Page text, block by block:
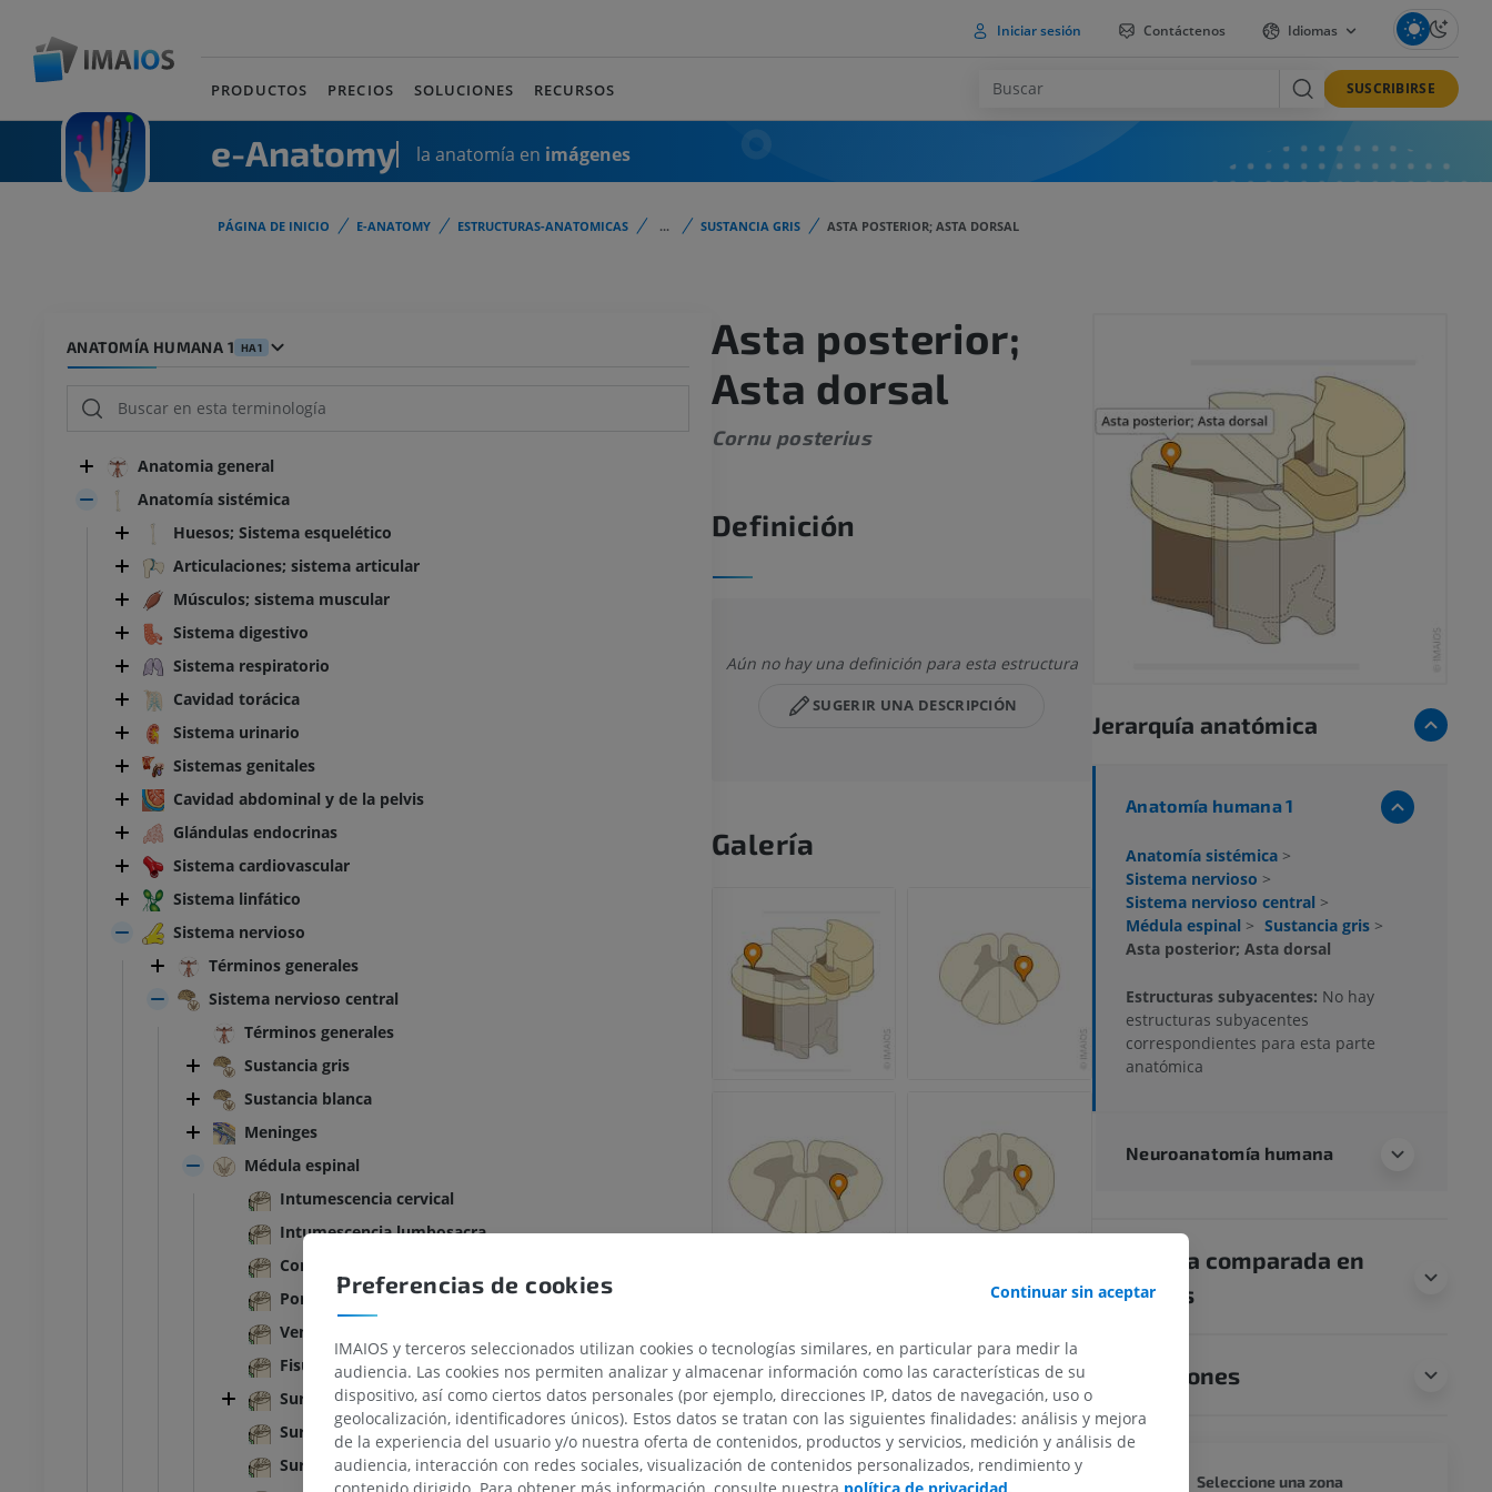
Iniciar sesión Contáctenos Idiomas
PRODUCTOS PRECIOS SOLUCIONES RECURSOS SUSCRIBIRSE
e-Anatomy la anatomía en imágenes
PÁGINA DE INICIO E-ANATOMY ESTRUCTURAS-ANATOMICAS ... SUSTANCIA GRIS ASTA POSTERIOR; ASTA DORSAL
ANATOMÍA HUMANA 1 HA1
Anatomia general
Anatomía sistémica
Huesos; Sistema esquelético
Articulaciones; sistema articular
Músculos; sistema muscular
Sistema digestivo
Sistema respiratorio
Cavidad torácica
Sistema urinario
Sistemas genitales
Cavidad abdominal y de la pelvis
Glándulas endocrinas
Sistema cardiovascular
Sistema linfático
Sistema nervioso
Términos generales
Sistema nervioso central
Términos generales
Sustancia gris
Sustancia blanca
Meninges
Médula espinal
Intumescencia cervical
Intumescencia lumbosacra
Cono medular
Porción espinal del filum terminal
Ventrículo terminal
Fisura media anterior; Fisura media ventral
Surco medio posterior; Surco medio dorsal
Surco anterolateral; Surco ventrolateral
Surco posterolateral; Surco dorsolateral
Asta posterior;
Asta dorsal
Cornu posterius
Definición
Aún no hay una definición para esta estructura
SUGERIR UNA DESCRIPCIÓN
Galería
Jerarquía anatómica
Anatomía humana 1
Anatomía sistémica >
Sistema nervioso >
Sistema nervioso central >
Médula espinal > Sustancia gris >
Asta posterior; Asta dorsal
Estructuras subyacentes: No hay
estructuras subyacentes
correspondientes para esta parte
anatómica
Neuroanatomía humana
Anatomía comparada en
animales
Traducciones
TARSO-PIE MIEMBRO SUPERIOR MIEMBRO INFERIOR Seleccione una zona
Preferencias de cookies Continuar sin aceptar
IMAIOS y terceros seleccionados utilizan cookies o tecnologías similares, en particular para medir la
audiencia. Las cookies nos permiten analizar y almacenar información como las características de su
dispositivo, así como ciertos datos personales (por ejemplo, direcciones IP, datos de navegación, uso o
geolocalización, identificadores únicos). Estos datos se tratan con las siguientes finalidades: análisis y mejora
de la experiencia del usuario y/o nuestra oferta de contenidos, productos y servicios, medición y análisis de
audiencia, interacción con redes sociales, visualización de contenidos personalizados, rendimiento y